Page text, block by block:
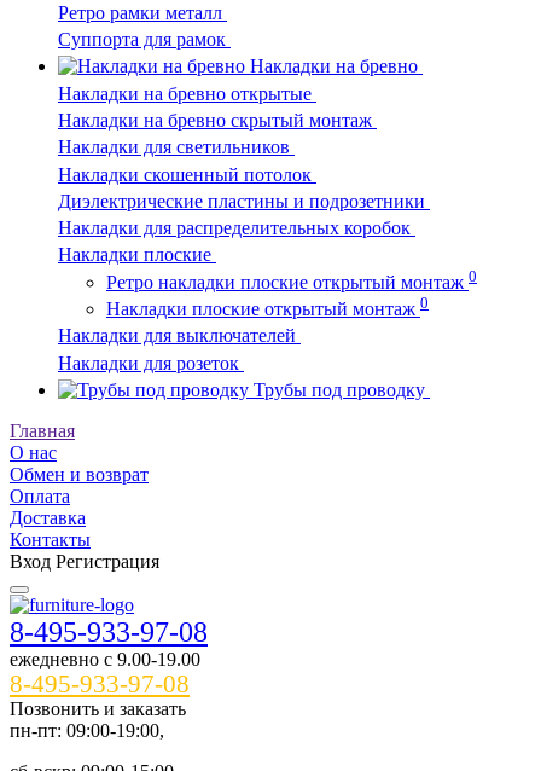
Ретро рамки металл
Суппорта для рамок
Накладки на бревно
Накладки на бревно открытые
Накладки на бревно скрытый монтаж
Накладки для светильников
Накладки скошенный потолок
Диэлектрические пластины и подрозетники
Накладки для распределительных коробок
Накладки плоские
Ретро накладки плоские открытый монтаж 0
Накладки плоские открытый монтаж 0
Накладки для выключателей
Накладки для розеток
Трубы под проводку
Главная
О нас
Обмен и возврат
Оплата
Доставка
Контакты
Вход Регистрация
8-495-933-97-08
ежедневно c 9.00-19.00
8-495-933-97-08
Позвонить и заказать
пн-пт: 09:00-19:00,